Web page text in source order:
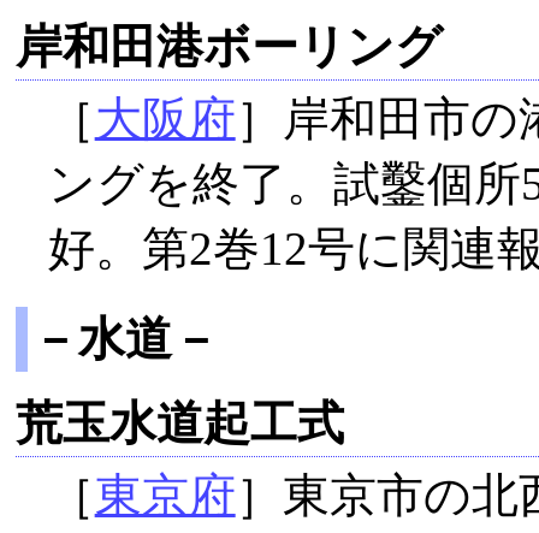
岸和田港ボーリング
［大阪府］岸和田市
ングを終了。試鑿個
好。第2巻12号に関連
－水道－
荒玉水道起工式
［東京府］東京市の